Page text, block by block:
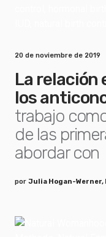
20 de noviembre de 2019
La relación
los
trabajo
de las
abordar con
por Julia Hogan-Werner,